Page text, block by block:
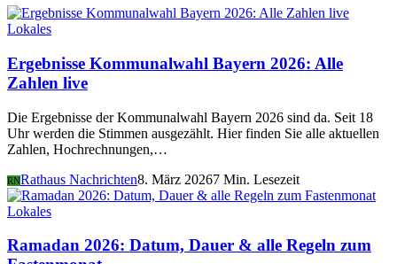
Lokales
Ergebnisse Kommunalwahl Bayern 2026: Alle
Zahlen live
Die Ergebnisse der Kommunalwahl Bayern 2026 sind da. Seit 18
Uhr werden die Stimmen ausgezählt. Hier finden Sie alle aktuellen
Zahlen, Hochrechnungen,…
RNRathaus Nachrichten8. März 20267 Min. Lesezeit
Lokales
Ramadan 2026: Datum, Dauer & alle Regeln zum